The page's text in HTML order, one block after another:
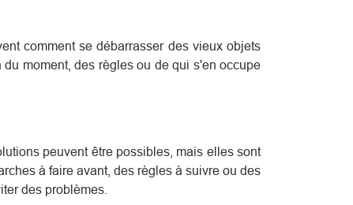
comment se débarrasser des vieux objets
moment, des règles ou de qui s'en occupe
peuvent être possibles, mais elles sont
à faire avant, des règles à suivre ou des
des problèmes.